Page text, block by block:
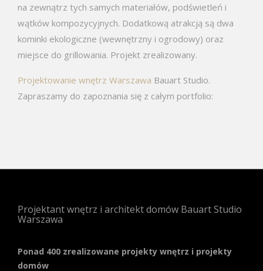
na zewnątrz tych samych materiałów, podświetleń i
wątków kompozycyjnych. Dodatkową atrakcją są dwa
kominki ekologiczne (wewnętrzny i ogrodowy) oraz
miejsce do grillowania. Projekt zrealizowany.
Projektowanie wnętrz Warszawa Bauart Studio.
Zapraszamy do zapoznania się z całym portfolio:
Projektant wnętrz i architekt domów Bauart Studio
Warszawa
Ponad 400 zrealizowane projekty wnętrz i projekty
domów